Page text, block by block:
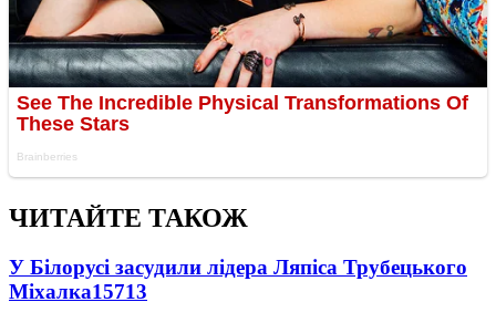
ЧИТАЙТЕ ТАКОЖ
У Білорусі засудили лідера Ляпіса Трубецького
Міхалка15713